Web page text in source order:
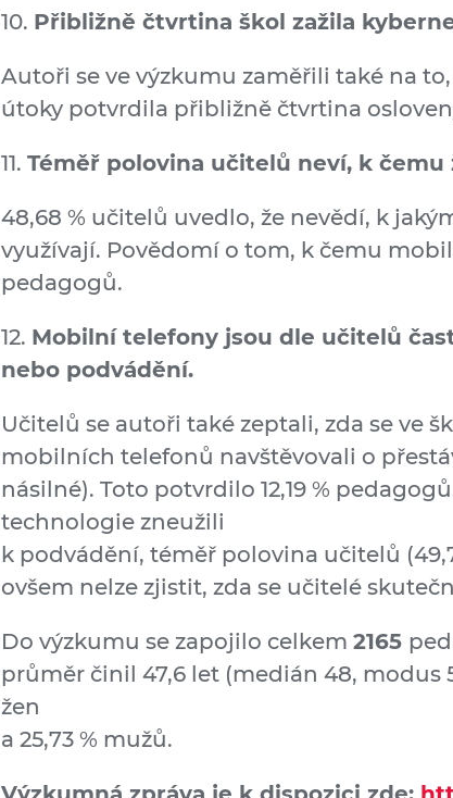
10. Přibližně čtvrtina škol zažila
Autoři se ve výzkumu zaměřili také na
útoky potvrdila přibližně čtvrtina
11. Téměř polovina učitelů neví, k
48,68 % učitelů uvedlo, že nevědí, k
využívají. Povědomí o tom, k čemu
pedagogů.
12. Mobilní telefony jsou dle učitelů
nebo podvádění.
Učitelů se autoři také zeptali, zda se ve
mobilních telefonů navštěvovali o
násilné). Toto potvrdilo 12,19 %
technologie zneužili
k podvádění, téměř polovina učitelů
ovšem nelze zjistit, zda se učitelé
Do výzkumu se zapojilo celkem 2165
průměr činil 47,6 let (medián 48, modus
žen
a 25,73 % mužů.